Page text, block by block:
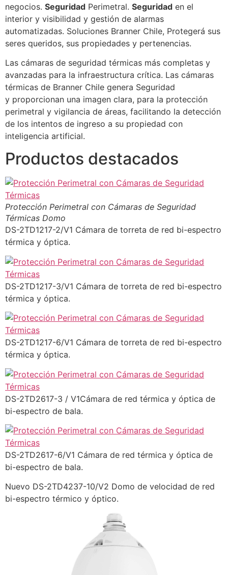
negocios. Seguridad Perimetral. Seguridad en el
interior y visibilidad y gestión de alarmas
automatizadas. Soluciones Branner Chile, Protegerá sus
seres queridos, sus propiedades y pertenencias.
Las cámaras de seguridad térmicas más completas y
avanzadas para la infraestructura crítica. Las cámaras
térmicas de Branner Chile genera Seguridad
y proporcionan una imagen clara, para la protección
perimetral y vigilancia de áreas, facilitando la detección
de los intentos de ingreso a su propiedad con
inteligencia artificial.
Productos destacados
Protección Perimetral con Cámaras de Seguridad
Térmicas Domo
DS-2TD1217-2/V1 Cámara de torreta de red bi-espectro
térmica y óptica.
DS-2TD1217-3/V1 Cámara de torreta de red bi-espectro
térmica y óptica.
DS-2TD1217-6/V1 Cámara de torreta de red bi-espectro
térmica y óptica.
DS-2TD2617-3 / V1Cámara de red térmica y óptica de
bi-espectro de bala.
DS-2TD2617-6/V1 Cámara de red térmica y óptica de
bi-espectro de bala.
Nuevo DS-2TD4237-10/V2 Domo de velocidad de red
bi-espectro térmico y óptico.